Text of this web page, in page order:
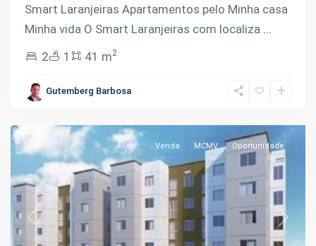
Smart Laranjeiras Apartamentos pelo Minha casa
Minha vida O Smart Laranjeiras com localiza ...
2
1 41 m2
Gutemberg Barbosa
Aleixo,
Previous Next
Venda MCMV Oportunidade